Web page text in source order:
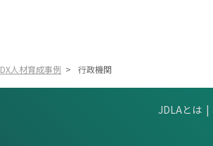
DX人材育成事例 > 行政機関
JDLAとは